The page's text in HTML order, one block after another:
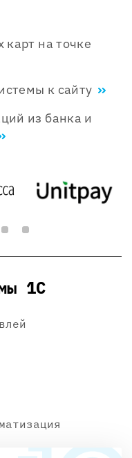
карт на точке
к сайту
из банка и
1С